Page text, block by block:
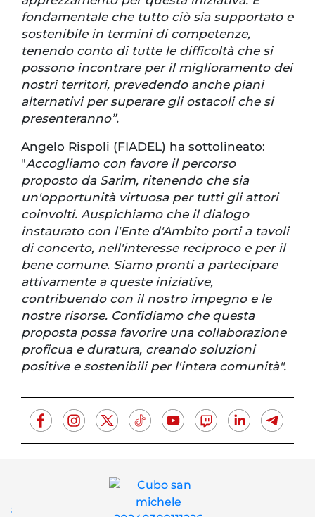
fondamentale che tutto ciò sia supportato e
sostenibile in termini di competenze,
tenendo conto di tutte le difficoltà che si
possono incontrare per il miglioramento dei
nostri territori, prevedendo anche piani
alternativi per superare gli ostacoli che si
presenteranno”.
Angelo Rispoli (FIADEL) ha sottolineato:
"Accogliamo con favore il percorso
proposto da Sarim, ritenendo che sia
un'opportunità virtuosa per tutti gli attori
coinvolti. Auspichiamo che il dialogo
instaurato con l'Ente d'Ambito porti a tavoli
di concerto, nell'interesse reciproco e per il
bene comune. Siamo pronti a partecipare
attivamente a queste iniziative,
contribuendo con il nostro impegno e le
nostre risorse. Confidiamo che questa
proposta possa favorire una collaborazione
proficua e duratura, creando soluzioni
positive e sostenibili per l'intera comunità".